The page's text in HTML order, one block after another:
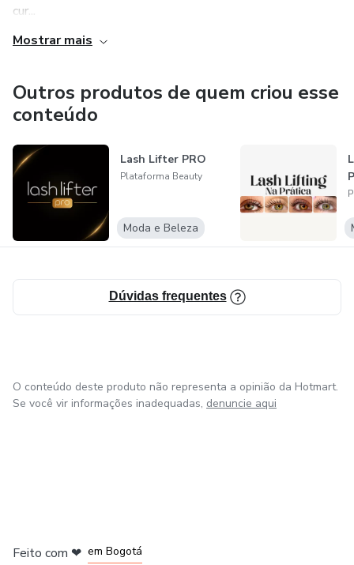
cur...
Mostrar mais
Outros produtos de quem criou esse
conteúdo
Lash Lifter PRO
Plataforma Beauty
Moda e Beleza
Dúvidas frequentes
O conteúdo deste produto não representa a opinião da Hotmart.
Se você vir informações inadequadas, denuncie aqui
Feito com ❤ em Bogotá